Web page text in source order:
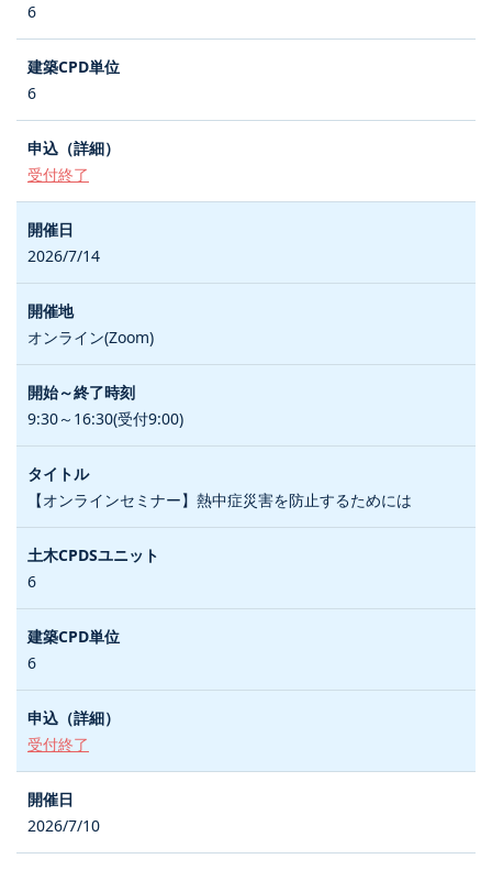
6
6
受付終了
2026/7/14
オンライン(Zoom)
9:30～16:30(受付9:00)
【オンラインセミナー】熱中症災害を防止するためには
6
6
受付終了
2026/7/10